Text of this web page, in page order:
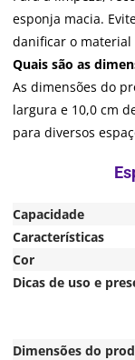
esponja macia.
danificar o
Quais são as
As dimensões do
largura e 10,0 cm
para diversos
Capacidade
Características
Cor
Dicas de uso e
Dimensões do